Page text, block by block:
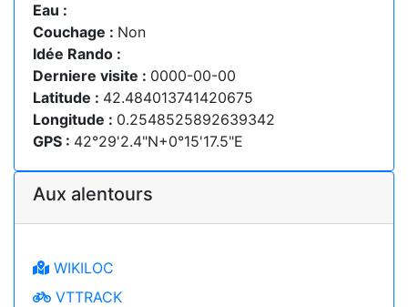
Eau :
Couchage : Non
Idée Rando :
Derniere visite : 0000-00-00
Latitude : 42.484013741420675
Longitude : 0.2548525892639342
GPS : 42°29'2.4"N+0°15'17.5"E
Aux alentours
WIKILOC
VTTRACK